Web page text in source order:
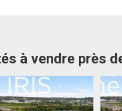
à vendre près